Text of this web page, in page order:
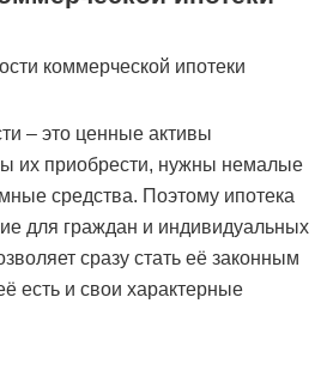
– это ценные активы
их приобрести, нужны немалые
средства. Поэтому ипотека
для граждан и индивидуальных
сразу стать её законным
есть и свои характерные